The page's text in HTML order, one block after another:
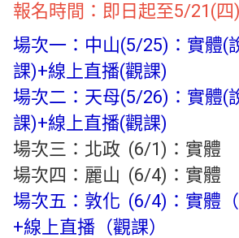
報名時間：即日起至5/21(四
場次一：中山(5/25)：實體(
課)+線上直播(觀課)
場次二：天母(5/26)：實體(
課)+線上直播(觀課)
場次三：北政 (6/1)：實體
場次四：麗山 (6/4)：實體
場次五：敦化 (6/4)：實體
+線上直播（觀課）